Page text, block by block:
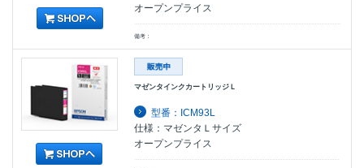
オープンプライス
備考：
マゼンタインクカートリッジＬ
型番：ICM93L
仕様：マゼンタＬサイズ
オープンプライス